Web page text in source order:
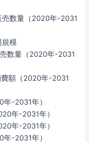
数量（2020年-2031
模
数量（2020年-2031
額（2020年-2031
-2031年）
年-2031年）
年-2031年）
-2031年）